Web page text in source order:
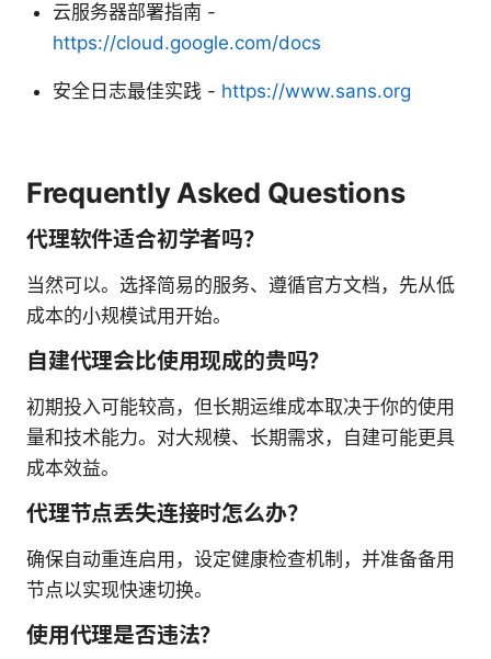
云服务器部署指南 -
https://cloud.google.com/docs
安全日志最佳实践 - https://www.sans.org
Frequently Asked Questions
代理软件适合初学者吗？
当然可以。选择简易的服务、遵循官方文档，先从低
成本的小规模试用开始。
自建代理会比使用现成的贵吗？
初期投入可能较高，但长期运维成本取决于你的使用
量和技术能力。对大规模、长期需求，自建可能更具
成本效益。
代理节点丢失连接时怎么办？
确保自动重连启用，设定健康检查机制，并准备备用
节点以实现快速切换。
使用代理是否违法？